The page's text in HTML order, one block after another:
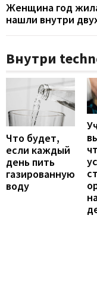
Женщина год
нашли внутри
Внутри
Что будет,
если каждый
день пить
газированную
воду